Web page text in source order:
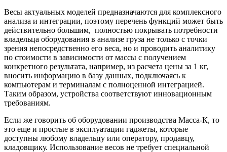
Весы актуальных моделей предназначаются для комплексного
анализа и интеграции, поэтому перечень функций может быть
действительно большим, полностью покрывать потребности
владельца оборудования в анализе груза не только с точки
зрения непосредственно его веса, но и проводить аналитику
по стоимости в зависимости от массы с получением
конкретного результата, например, из расчета цены за 1 кг,
вносить информацию в базу данных, подключаясь к
компьютерам и терминалам с полноценной интеграцией.
Таким образом, устройства соответствуют инновационным
требованиям.
Если же говорить об оборудовании производства Масса-К, то
это еще и простые в эксплуатации гаджеты, которые
доступны любому владельцу или оператору, продавцу,
кладовщику. Использование весов не требует специальной